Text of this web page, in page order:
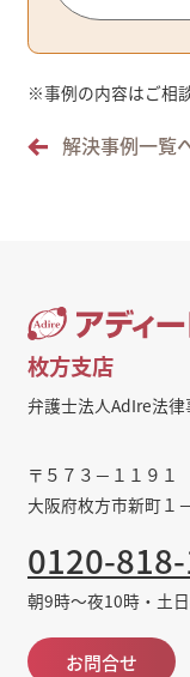
※事例の内容はご相
解決事例一覧
枚方支店
弁護士法人AdIre法
〒５７３－１１９１
大阪府枚方市新町１
0120-
朝9時～夜10時・土
お問合せ